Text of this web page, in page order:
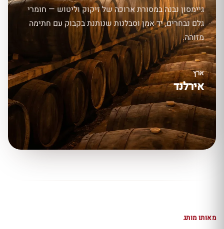
גיימסון נבנה במסורת ארוכה של זיקוק וליטוש — חומרי
גלם נבחרים, יד אמן וסבלנות שנותנת בקבוק עם חתימה
מזוהה.
ארץ
אירלנד
מאותו מותג